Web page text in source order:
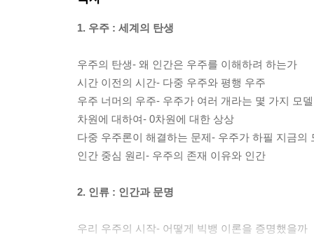
1. 우주 : 세계의 탄생
우주의 탄생- 왜 인간은 우주를 이해하려 하는가
시간 이전의 시간- 다중 우주와 평행 우주
우주 너머의 우주- 우주가 여러 개라는 몇 가지 모델
차원에 대하여- 0차원에 대한 상상
다중 우주론이 해결하는 문제- 우주가 하필 지금의
인간 중심 원리- 우주의 존재 이유와 인간
2. 인류 : 인간과 문명
우리 우주의 시작- 어떻게 빅뱅 이론을 증명했을까